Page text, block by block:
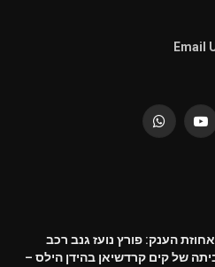
Email
YouTube
WhatsApp
הענק: פורץ נועז גנב רכב
של קים קרדשיאן בהידן הילס –